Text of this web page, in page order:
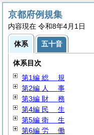
京都府例規集
内容現在 令和8年4月1日
体系 五十音
体系目次
第1編 総 規
第2編 人 事
第3編 財 務
第4編 民 生
第5編 衛 生
第6編 労 働